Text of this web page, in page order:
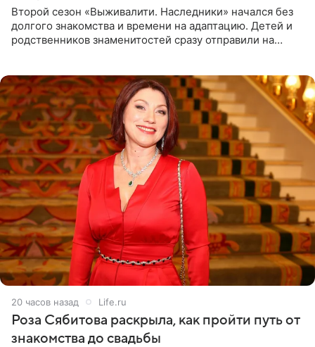
Второй сезон «Выживалити. Наследники» начался без
долгого знакомства и времени на адаптацию. Детей и
родственников знаменитостей сразу отправили на
20 часов назад Life.ru
Роза Сябитова раскрыла, как пройти путь от
знакомства до свадьбы